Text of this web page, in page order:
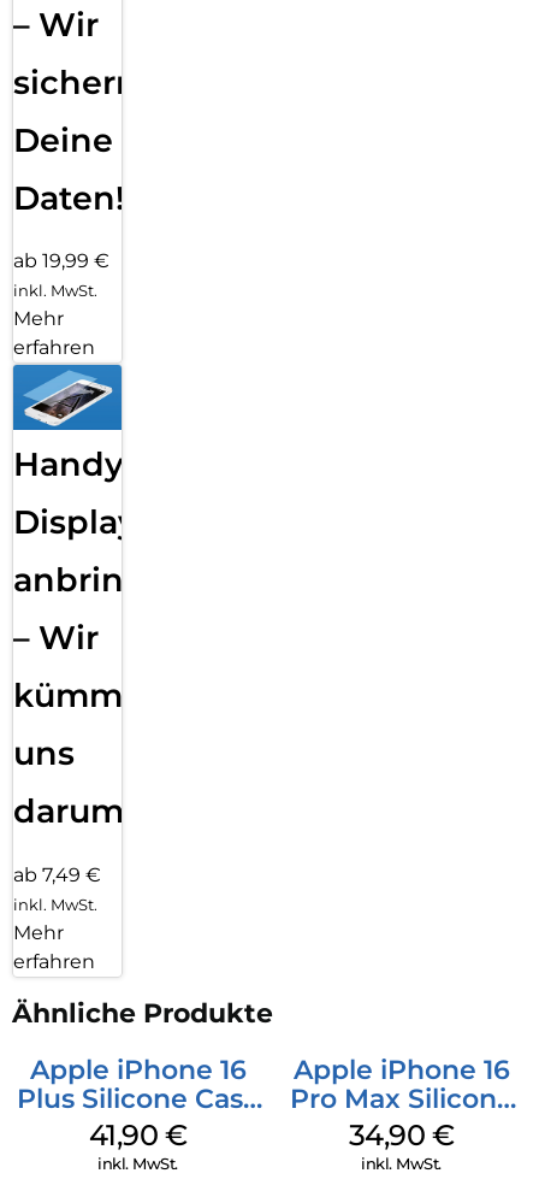
– Wir
sichern
Deine
Daten!
ab 19,99 €
inkl. MwSt.
Mehr
erfahren
Handy
Displayfolie
anbringen
– Wir
kümmern
uns
darum!
ab 7,49 €
inkl. MwSt.
Mehr
erfahren
Ähnliche Produkte
Apple iPhone 16
Plus Silicone Case
MagSafe Stone
Gray
41,90 €
inkl. MwSt.
Apple iPhone 16
Pro Max Silicone
Case MagSafe
Denim
34,90 €
inkl. MwSt.